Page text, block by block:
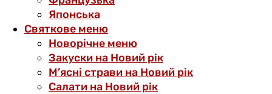
Японська
Святкове меню
Новорічне меню
Закуски на Новий рік
М’ясні страви на Новий рік
Салати на Новий рік